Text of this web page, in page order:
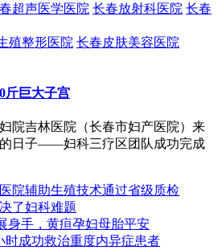
超声医学医院 长春放射科医院 长春
殖整形医院 长春皮肤美容医院
斤巨大子宫
院吉林医院（长春市妇产医院）来
日子——妇科三疗区团队成功完成
院辅助生殖技术通过省级质检
了妇科难题
身手，黄疸孕妇母胎平安
时成功救治重度内异症患者